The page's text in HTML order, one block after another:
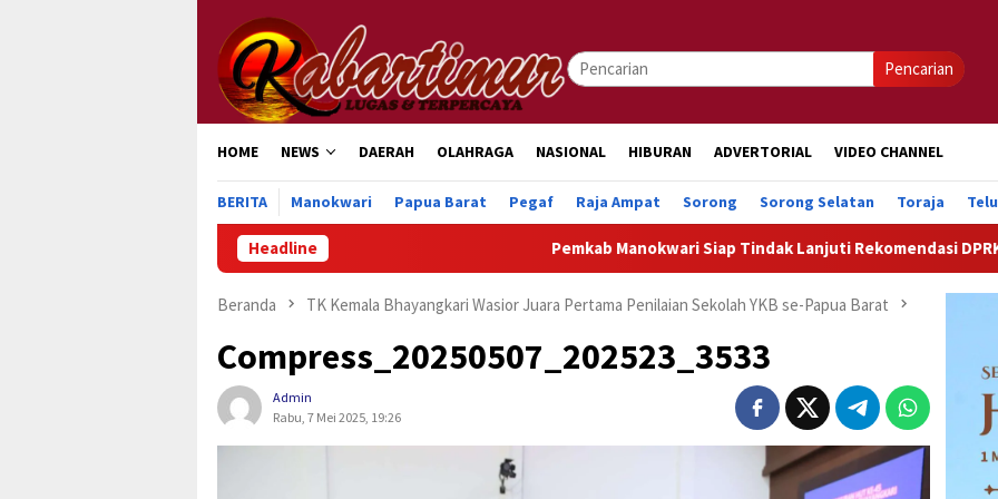
konten
Pencarian
HOME NEWS DAERAH OLAHRAGA NASIONAL HIBURAN ADVERTORIAL VIDEO CHANNEL
BERITA Manokwari Papua Barat Pegaf Raja Ampat Sorong Sorong Selatan Toraja
Headline Pemkab Manokwari Siap Tindak Lanjuti Rekomendasi DPRK Demi
Beranda TK Kemala Bhayangkari Wasior Juara Pertama Penilaian Sekolah YKB se-Papua Barat
Compress_20250507_202523_3533
Admin
Rabu, 7 Mei 2025, 19:26